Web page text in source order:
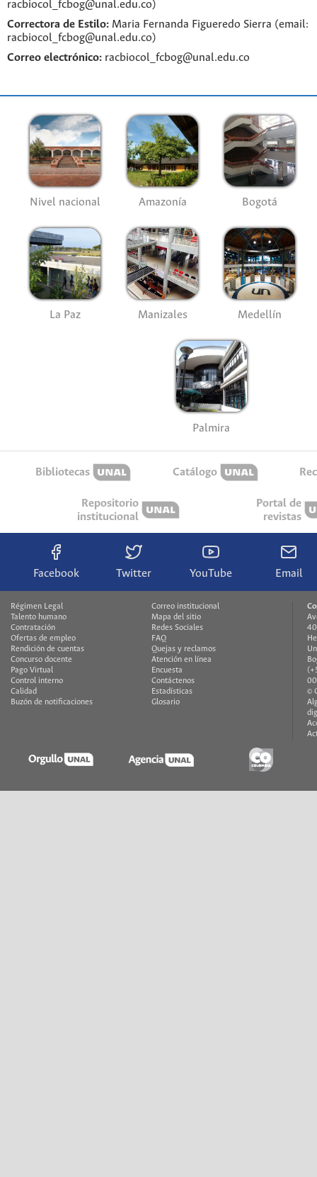
racbiocol_fcbog@unal.edu.co)
Correctora de Estilo: Maria Fernanda Figueredo Sierra (email:
racbiocol_fcbog@unal.edu.co)
Correo electrónico: racbiocol_fcbog@unal.edu.co
Nivel nacional Amazonía Bogotá
La Paz Manizales Medellín
Palmira
Bibliotecas Catálogo
Repositorio
institucional
Portal de
revistas
Facebook Twitter YouTube Email
Régimen Legal
Talento humano
Contratación
Ofertas de empleo
Rendición de cuentas
Concurso docente
Pago Virtual
Control interno
Calidad
Buzón de notificaciones
Correo institucional
Mapa del sitio
Redes Sociales
FAQ
Quejas y reclamos
Atención en línea
Encuesta
Contáctenos
Estadísticas
Glosario
©